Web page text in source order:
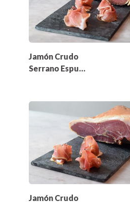
Jamón Crudo
Serrano Espuña
Jamón Crudo